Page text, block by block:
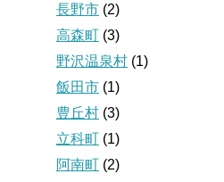
長野市 (2)
高森町 (3)
野沢温泉村 (1)
飯田市 (1)
豊丘村 (3)
立科町 (1)
阿南町 (2)